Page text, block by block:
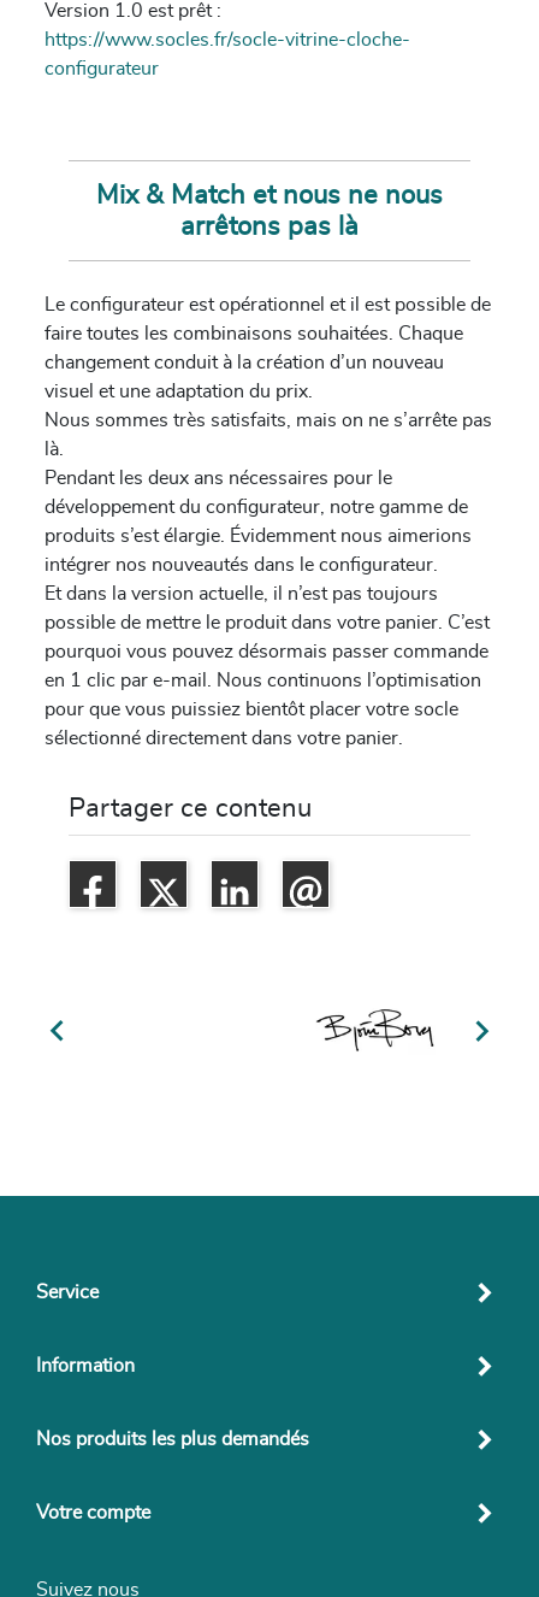
Version 1.0 est prêt :
https://www.socles.fr/socle-vitrine-cloche-
configurateur
Mix & Match et nous ne nous
arrêtons pas là
Le configurateur est opérationnel et il est possible de
faire toutes les combinaisons souhaitées. Chaque
changement conduit à la création d’un nouveau
visuel et une adaptation du prix.
Nous sommes très satisfaits, mais on ne s’arrête pas
là.
Pendant les deux ans nécessaires pour le
développement du configurateur, notre gamme de
produits s’est élargie. Évidemment nous aimerions
intégrer nos nouveautés dans le configurateur.
Et dans la version actuelle, il n’est pas toujours
possible de mettre le produit dans votre panier. C’est
pourquoi vous pouvez désormais passer commande
en 1 clic par e-mail. Nous continuons l’optimisation
pour que vous puissiez bientôt placer votre socle
sélectionné directement dans votre panier.
Partager ce contenu
 
Service
Information
Nos produits les plus demandés
Votre compte
Suivez nous